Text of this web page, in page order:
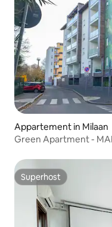
Appartement in Milaan
Green Apartment -
Superhost
Superhost